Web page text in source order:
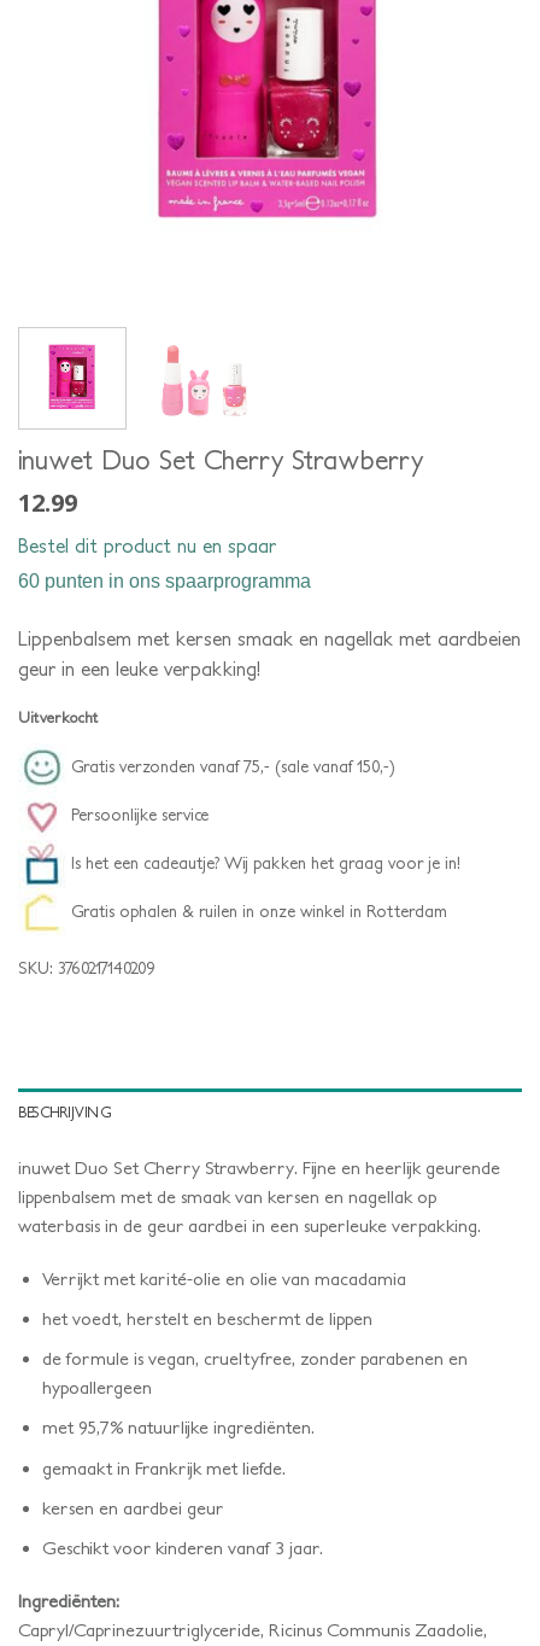
inuwet Duo Set Cherry Strawberry
12.99
Bestel dit product nu en spaar
60 punten in ons spaarprogramma
Lippenbalsem met kersen smaak en nagellak met aardbeien
geur in een leuke verpakking!
Uitverkocht
Gratis verzonden vanaf 75,- (sale vanaf 150,-)
Persoonlijke service
Is het een cadeautje? Wij pakken het graag voor je in!
Gratis ophalen & ruilen in onze winkel in Rotterdam
SKU: 3760217140209
BESCHRIJVING
inuwet Duo Set Cherry Strawberry. Fijne en heerlijk geurende
lippenbalsem met de smaak van kersen en nagellak op
waterbasis in de geur aardbei in een superleuke verpakking.
Verrijkt met karité-olie en olie van macadamia
het voedt, herstelt en beschermt de lippen
de formule is vegan, crueltyfree, zonder parabenen en
hypoallergeen
met 95,7% natuurlijke ingrediënten.
gemaakt in Frankrijk met liefde.
kersen en aardbei geur
Geschikt voor kinderen vanaf 3 jaar.
Ingrediënten:
Capryl/Caprinezuurtriglyceride, Ricinus Communis Zaadolie,